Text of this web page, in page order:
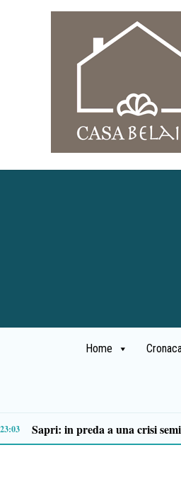
Home
bestiame e la musica della Bandabardò 14:49